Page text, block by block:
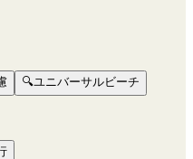
🔍ユニバーサルビーチ